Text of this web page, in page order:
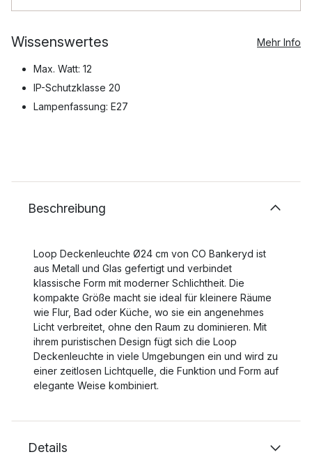
Wissenswertes Mehr Info
Max. Watt: 12
IP-Schutzklasse 20
Lampenfassung: E27
Beschreibung
Loop Deckenleuchte Ø24 cm von CO Bankeryd ist
aus Metall und Glas gefertigt und verbindet
klassische Form mit moderner Schlichtheit. Die
kompakte Größe macht sie ideal für kleinere Räume
wie Flur, Bad oder Küche, wo sie ein angenehmes
Licht verbreitet, ohne den Raum zu dominieren. Mit
ihrem puristischen Design fügt sich die Loop
Deckenleuchte in viele Umgebungen ein und wird zu
einer zeitlosen Lichtquelle, die Funktion und Form auf
elegante Weise kombiniert.
Details